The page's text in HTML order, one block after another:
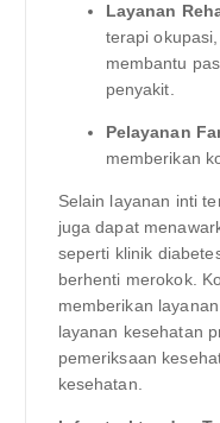
Layanan
terapi
membantu
penyakit.
Pelayanan
memberikan
Selain layanan inti
juga dapat
seperti klinik
berhenti merokok.
memberikan
layanan kesehatan
pemeriksaan
kesehatan.